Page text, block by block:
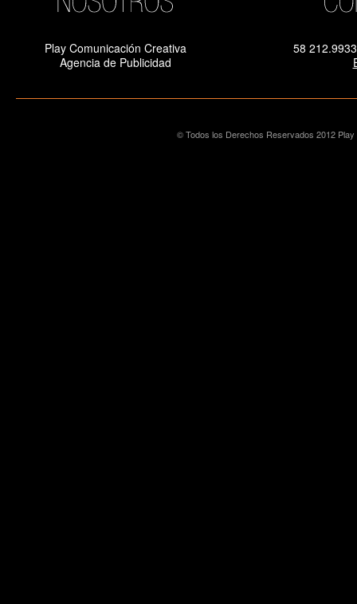
Play Comunicación Creativa
Agencia de Publicidad
58
© Todos los Derechos Reservados 2012